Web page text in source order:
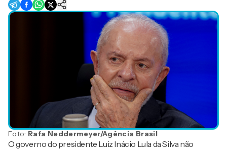
Foto: Rafa Neddermeyer/Agência Brasil
O governo do presidente Luiz Inácio Lula da Silva não